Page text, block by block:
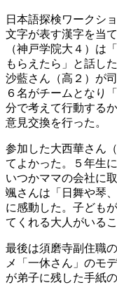
日本語探検ワークシ
文字が表す漢字を当
（神戸学院大４）は
もらえたら」と話し
沙藍さん（高２）が
６名がチームとなり
分で考えて行動する
意見交換を行った。
参加した大西華さん
てよかった。５年生
いつかママの会社に
颯さんは「日舞や琴
に感動した。子ども
てくれる大人がいる
最後は須磨寺副住職
メ「一休さん」のモ
が弟子に残した手紙